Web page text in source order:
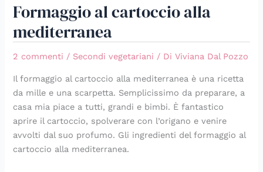
Formaggio al cartoccio alla
mediterranea
2 commenti / Secondi vegetariani / DiViviana Dal Pozzo
Il formaggio al cartoccio alla mediterranea è una ricetta
da mille e una scarpetta. Semplicissimo da preparare, a
casa mia piace a tutti, grandi e bimbi. È fantastico
aprire il cartoccio, spolverare con l’origano e venire
avvolti dal suo profumo. Gli ingredienti del formaggio al
cartoccio alla mediterranea.